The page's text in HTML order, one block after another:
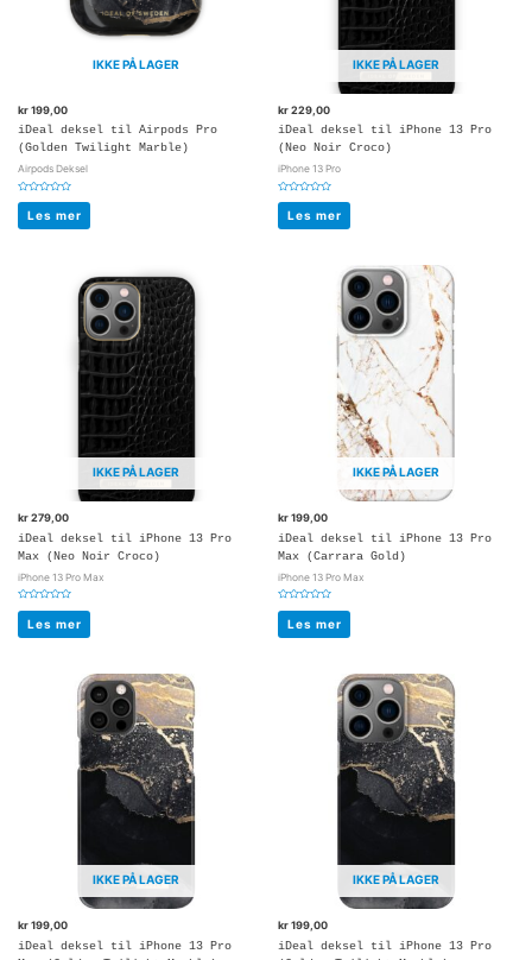
IKKE PÅ LAGER
kr199,00
iDeal deksel til Airpods Pro
(Golden Twilight Marble)
Airpods Deksel
Vurdert
av
5
Les mer
IKKE PÅ LAGER
kr229,00
iDeal deksel til iPhone 13 Pro
(Neo Noir Croco)
iPhone 13 Pro
Vurdert
av
5
Les mer
IKKE PÅ LAGER
kr279,00
iDeal deksel til iPhone 13 Pro
Max (Neo Noir Croco)
iPhone 13 Pro Max
av
5
Les mer
IKKE PÅ LAGER
kr199,00
iDeal deksel til iPhone 13 Pro
Max (Carrara Gold)
iPhone 13 Pro Max
av
5
Les mer
IKKE PÅ LAGER
kr199,00
iDeal deksel til iPhone 13 Pro
IKKE PÅ LAGER
kr199,00
iDeal deksel til iPhone 13 Pro